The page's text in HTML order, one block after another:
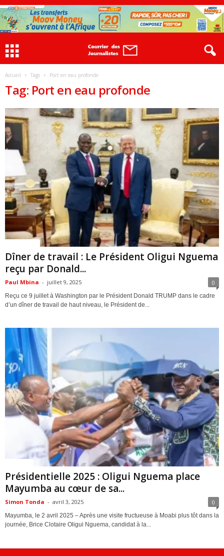
Accueil Tags Port en eau profonde
Tag: Port en eau profonde
Dîner de travail : Le Président Oligui Nguema
reçu par Donald...
Paul Mbina - juillet 9, 2025 0
Reçu ce 9 juillet à Washington par le Président Donald TRUMP dans le cadre
d’un dîner de travail de haut niveau, le Président de...
Présidentielle 2025 : Oligui Nguema place
Mayumba au cœur de sa...
Simon Tonda - avril 3, 2025 0
Mayumba, le 2 avril 2025 – Après une visite fructueuse à Moabi plus tôt dans la
journée, Brice Clotaire Oligui Nguema, candidat à la...